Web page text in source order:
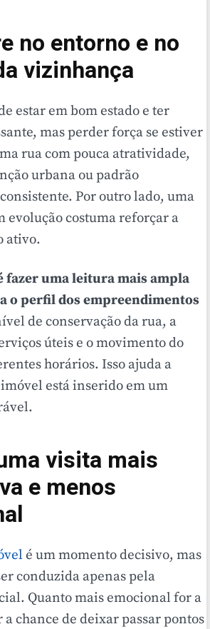
no entorno e no
vizinhança
estar em bom estado e ter
mas perder força se estiver
rua com pouca atratividade,
urbana ou padrão
Por outro lado, uma
evolução costuma reforçar a
ativo.
fazer uma leitura mais ampla
o perfil dos empreendimentos
de conservação da rua, a
úteis e o movimento do
horários. Isso ajuda a
está inserido em um
visita mais
e menos
é um momento decisivo, mas
conduzida apenas pela
Quanto mais emocional for a
chance de deixar passar pontos